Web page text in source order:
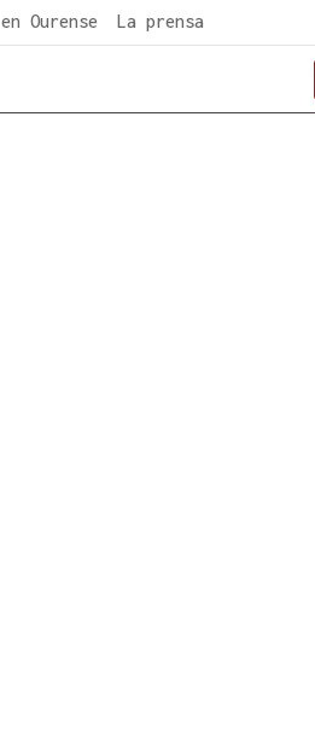
Ourense La prensa